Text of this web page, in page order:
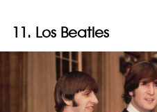
11. Los Beatles